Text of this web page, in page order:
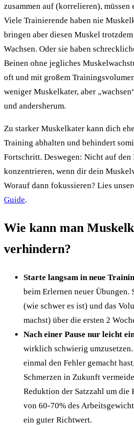
zusammen auf (korrelieren), müssen
Viele Trainierende haben nie
bringen aber diesen Muskel
Wachsen. Oder sie haben
Beinen ohne jegliches
oft und mit großem
weniger Muskelkater, aber
und andersherum.
Zu starker Muskelkater kann dich
Training abhalten und behindert
Fortschritt. Deswegen: Nicht auf
konzentrieren, wenn dir dein
Worauf dann fokussieren? Lies
Guide.
Wie kann man
verhindern?
Starte langsam in neue
beim Erlernen neuer Übungen.
(wie schwer es ist) und das
machst) über die ersten 2
Nach einer Pause nur leicht
wirklich schwierig umzusetzen.
einmal den Fehler gemacht
Schmerzen in Zukunft
Reduktion der Satzzahl um die
von 60-70% des
ein guter Richtwert.